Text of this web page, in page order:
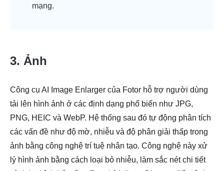
mạng.
3. Ảnh
Công cụ AI Image Enlarger của Fotor hỗ trợ người dùng
tải lên hình ảnh ở các định dạng phổ biến như JPG,
PNG, HEIC và WebP. Hệ thống sau đó tự động phân tích
các vấn đề như độ mờ, nhiễu và độ phân giải thấp trong
ảnh bằng công nghệ trí tuệ nhân tạo. Công nghệ này xử
lý hình ảnh bằng cách loại bỏ nhiễu, làm sắc nét chi tiết